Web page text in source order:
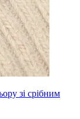
зі срібним